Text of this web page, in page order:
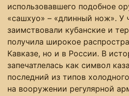
использовавшего подобное
«сашхуо» – «длинный нож». У
заимствовали кубанские и
получила широкое
Кавказе, но и в России. В
запечатлелась как символ
последний из типов
на вооружении регулярной